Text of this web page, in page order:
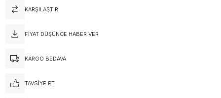
KARŞILAŞTIR
FIYAT DÜŞÜNCE HABER VER
KARGO BEDAVA
TAVSIYE ET